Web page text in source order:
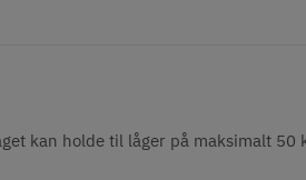
kan holde til låger på maksimalt 50